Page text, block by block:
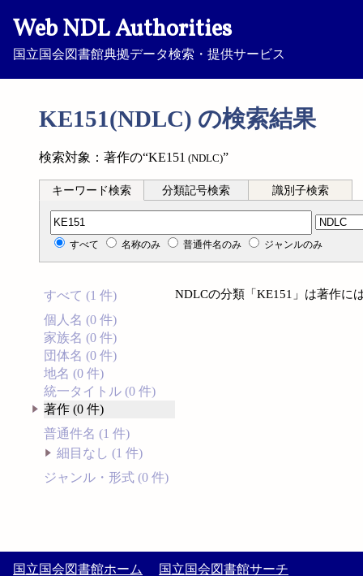
Web NDL Authorities
国立国会図書館典拠データ検索・提供サービス
KE151(NDLC) の検索結果
検索対象：著作の“KE151 (NDLC)”
キーワード検索 分類記号検索 識別子検索
分類記号検索
すべて 名称のみ 普通件名のみ ジャンルのみ
すべて (1 件)
個人名 (0 件)
家族名 (0 件)
団体名 (0 件)
地名 (0 件)
統一タイトル (0 件)
著作 (0 件)
普通件名 (1 件)
細目なし (1 件)
ジャンル・形式 (0 件)
NDLCの分類「KE151」は著作に
国立国会図書館ホーム 国立国会図書館サーチ